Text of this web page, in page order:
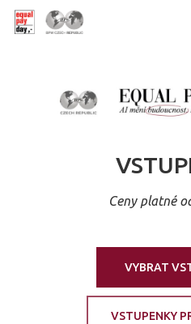
Hit enter to search or
Ceny platné
VYBRAT
VSTUPENKY